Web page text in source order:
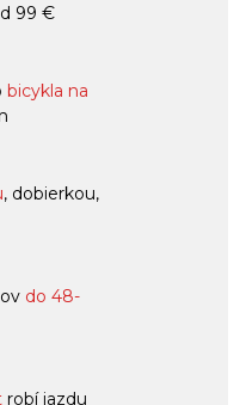
99 €
bicykla na
, dobierkou,
do 48-
robí jazdu